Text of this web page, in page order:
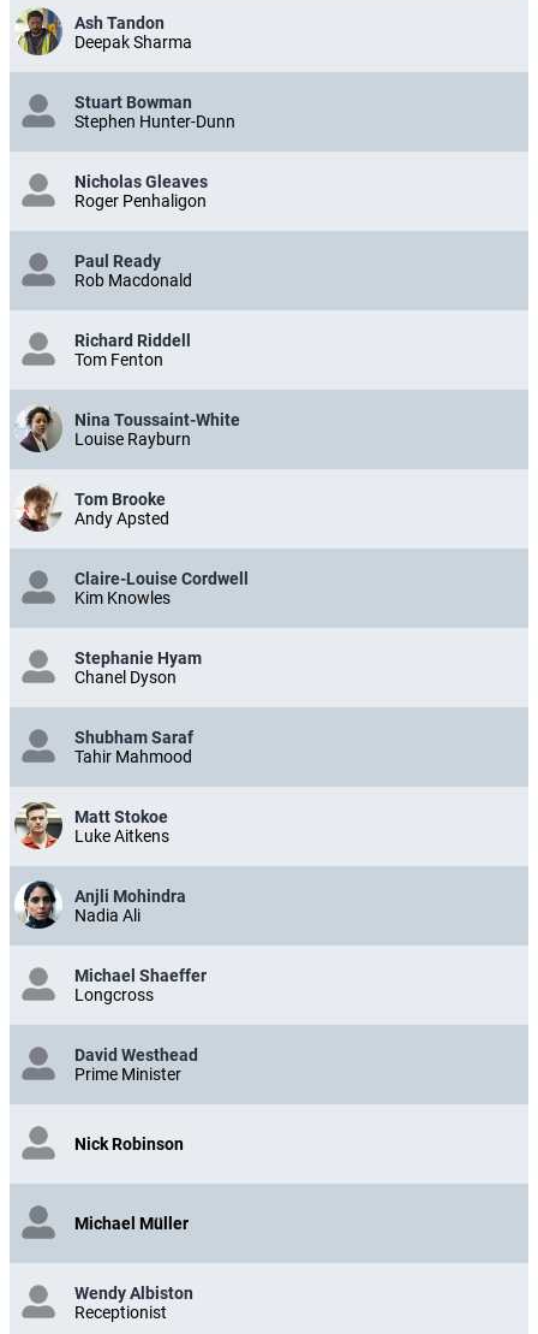
Ash Tandon
Deepak Sharma
Stuart Bowman
Stephen Hunter-Dunn
Nicholas Gleaves
Roger Penhaligon
Paul Ready
Rob Macdonald
Richard Riddell
Tom Fenton
Nina Toussaint-White
Louise Rayburn
Tom Brooke
Andy Apsted
Claire-Louise Cordwell
Kim Knowles
Stephanie Hyam
Chanel Dyson
Shubham Saraf
Tahir Mahmood
Matt Stokoe
Luke Aitkens
Anjli Mohindra
Nadia Ali
Michael Shaeffer
Longcross
David Westhead
Prime Minister
Nick Robinson
Michael Müller
Wendy Albiston
Receptionist